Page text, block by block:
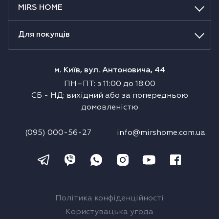
Холодильники
Духові шафи
Мікрохвильові печі
Вакууматори
Кавоварки
Поверхні з вбудованою витяжкою
MIRS HOME
Для покупців
м. Київ, вул. Антоновича, 44
ПН–ПТ : з 11:00 до 18:00
СБ - НД: вихідний або за попередньою
домовленістю
info@mirshome.com.ua
(095) 000-56-27
Політика конфіденційності
Користувацька угода